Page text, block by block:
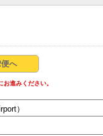
へ
進みください。